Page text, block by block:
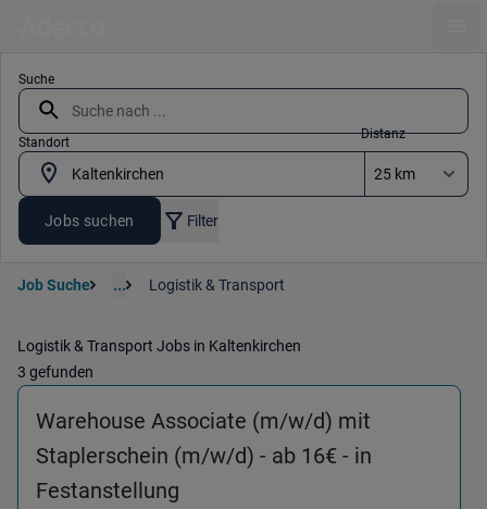
Suche
Standort
Distanz
Jobs suchen Filter
Job Suche ... Logistik & Transport
Logistik & Transport Jobs in Kaltenkirchen
3 gefunden
Warehouse Associate (m/w/d) mit
Staplerschein (m/w/d) - ab 16€ - in
Festanstellung